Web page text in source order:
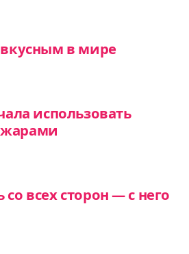
вкусным в мире
использовать
всех сторон — с него